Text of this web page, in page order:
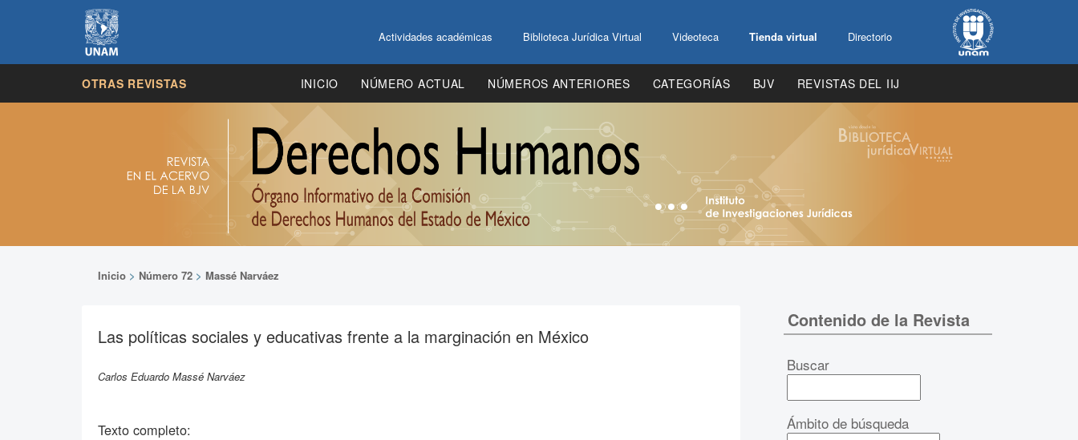
Actividades académicas Biblioteca Jurídica Virtual Videoteca Tienda virtual Directorio
OTRAS REVISTAS INICIO NÚMERO ACTUAL NÚMEROS ANTERIORES CATEGORÍAS BJV REVISTAS DEL IIJ
Inicio > Número 72 > Massé Narváez
Las políticas sociales y educativas frente a la marginación en México
Carlos Eduardo Massé Narváez
Texto completo:
Contenido de la Revista
Buscar
Ámbito de búsqueda